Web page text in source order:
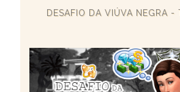
DESAFIO DA VIÚVA NEGRA -